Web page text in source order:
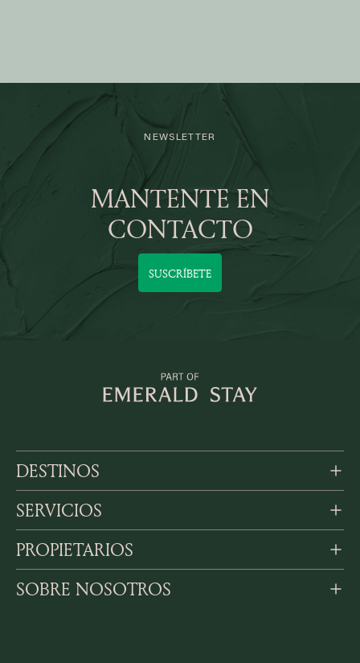
NEWSLETTER
MANTENTE EN
CONTACTO
SUSCRÍBETE
DESTINOS
SERVICIOS
PROPIETARIOS
SOBRE NOSOTROS